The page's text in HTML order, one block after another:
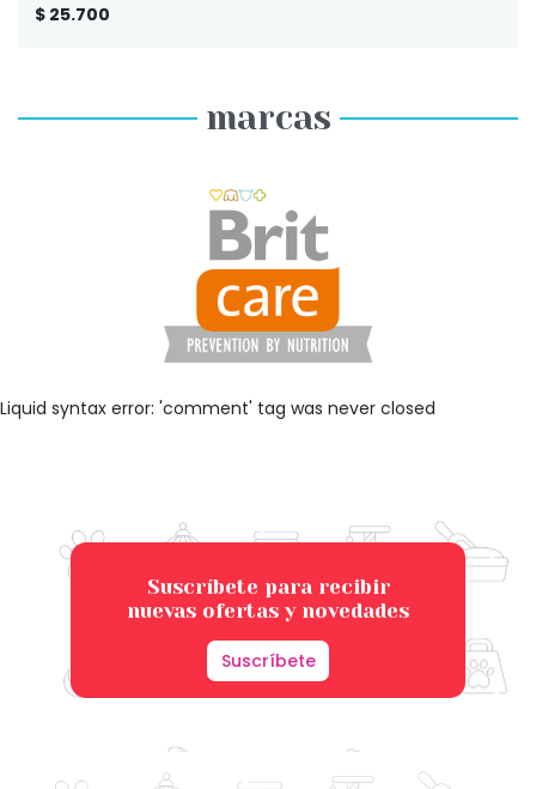
$ 25.700
marcas
Liquid syntax error: 'comment' tag was never closed
Suscríbete para recibir
nuevas ofertas y novedades
Suscríbete